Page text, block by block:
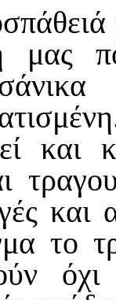
μας
και
και
το